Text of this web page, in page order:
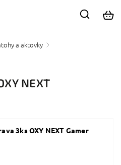
a aktovky /
NEXT
3ks OXY NEXT Gamer